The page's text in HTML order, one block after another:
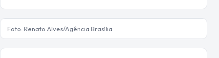
Foto: Renato Alves/Agência Brasília